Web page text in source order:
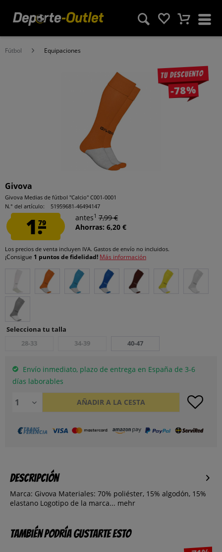
Fútbol Equipaciones
Tu descuento
-78%
Givova
Givova Medias de fútbol "Calcio" C001-0001
N.° del artículo:
51959681-46494147
1.79
antes1 7,99 €
Ahorras: 6,20 €
Los precios de venta incluyen IVA. Gastos de envío no incluidos.
¡Consigue 1 puntos de fidelidad! Más información
Selecciona tu talla
28-33
34-39 40-47
Envío inmediato, plazo de entrega en España de 3-6
días laborables
AÑADIR A LA CESTA
Descripción
Marca: Givova Materiales: 70% poliéster, 15% algodón, 15%
elastano Logotipo de la marca... mehr
También podría gustarte esto